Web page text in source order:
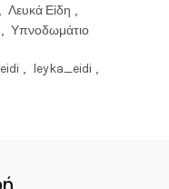
, Λευκά Είδη ,
, Υπνοδωμάτιο
, leyka_eidi ,